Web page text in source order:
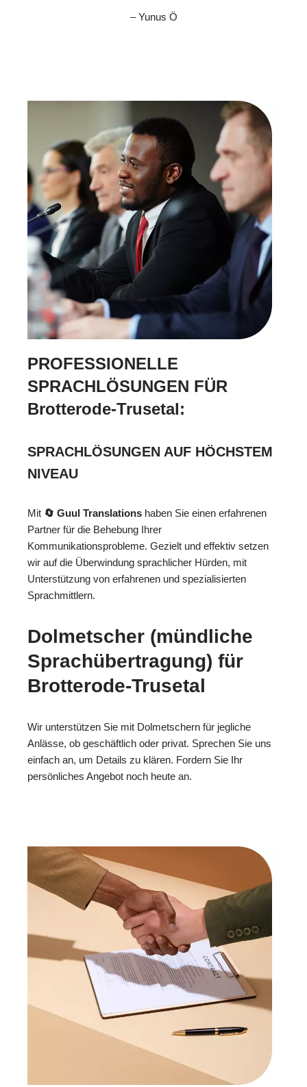
– Yunus Ö
PROFESSIONELLE
SPRACHLÖSUNGEN FÜR
Brotterode-Trusetal:
SPRACHLÖSUNGEN AUF HÖCHSTEM
NIVEAU
Mit 🔄 Guul Translations haben Sie einen erfahrenen
Partner für die Behebung Ihrer
Kommunikationsprobleme. Gezielt und effektiv setzen
wir auf die Überwindung sprachlicher Hürden, mit
Unterstützung von erfahrenen und spezialisierten
Sprachmittlern.
Dolmetscher (mündliche
Sprachübertragung) für
Brotterode-Trusetal
Wir unterstützen Sie mit Dolmetschern für jegliche
Anlässe, ob geschäftlich oder privat. Sprechen Sie uns
einfach an, um Details zu klären. Fordern Sie Ihr
persönliches Angebot noch heute an.